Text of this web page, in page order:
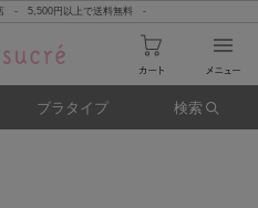
店 - 5,500円以上で送料無料 -
ブラタイプ 検索